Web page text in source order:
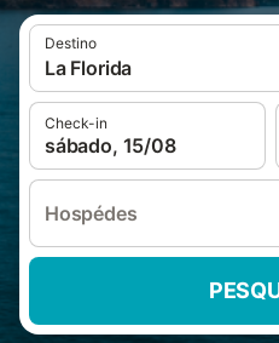
Destino
La Florida
Check-in
sábado, 15/08
Hospédes